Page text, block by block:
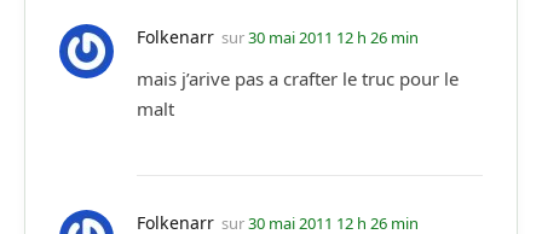
Folkenarr sur30 mai 2011 12 h 26 min
mais j’arive pas a crafter le truc pour le
malt
Folkenarr sur30 mai 2011 12 h 26 min